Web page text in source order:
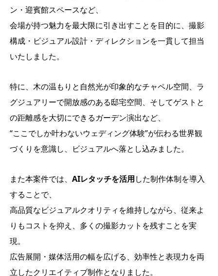
ン・迎賓館スペースなど、
会場が持つ魅力を最大限に引き出すことを目的に、撮影
構成・ビジュアル設計・ディレクションを一貫して担当
いたしました。
特に、木の温もりと自然光が印象的なチャペル空間、ラ
グジュアリーで開放感のある邸宅空間、そしてゲストと
の距離感を大切にできるガーデン演出など、
“ここでしか叶わないウェディング体験”が伝わる世界観
づくりを意識し、ビジュアルへ落とし込みました。
また本案件では、 AIレタッチを活用した制作体制を導入
することで、
高品質なビジュアルクオリティを維持しながら、従来よ
りもコストを抑え、多くの撮影カットを残すことを実
現。
広告展開・媒体活用の幅を広げる、効率性と表現力を両
立したクリエイティブ制作となりました。